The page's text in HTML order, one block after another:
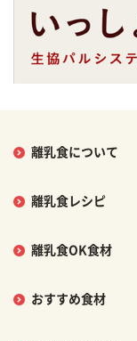
離乳食について
離乳食レシピ
離乳食OK食材
おすすめ食材